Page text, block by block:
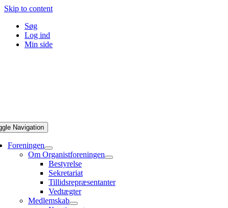
Skip to content
Søg
Log ind
Min side
Navigation
Foreningen
Om Organistforeningen
Bestyrelse
Sekretariat
Tillidsrepræsentanter
Vedtægter
Medlemskab